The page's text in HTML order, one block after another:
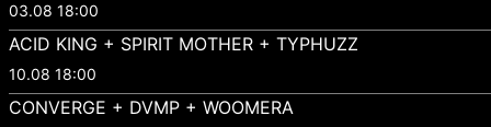
03.08 18:00
ACID KING + SPIRIT MOTHER + TYPHUZZ
10.08 18:00
CONVERGE + DVMP + WOOMERA